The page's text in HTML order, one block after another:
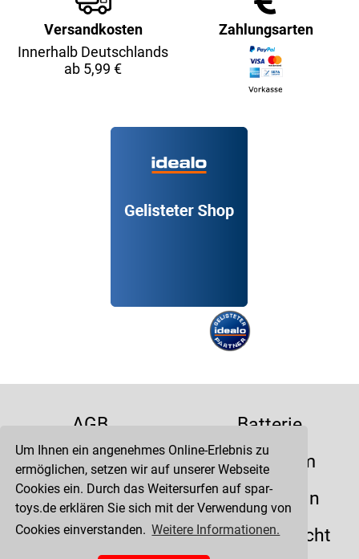
Um Ihnen ein angenehmes Online-Erlebnis zu
ermöglichen, setzen wir auf unserer Webseite
Cookies ein. Durch das Weitersurfen auf spar-
toys.de erklären Sie sich mit der Verwendung von
Cookies einverstanden. Weitere Informationen.
Versandkosten
Innerhalb Deutschlands
ab 5,99 €
Zahlungsarten
AGB
Batterie
Datenschutz
Impressum
Kontakt
Liefertermin
Versandkosten
Widerrufsrecht